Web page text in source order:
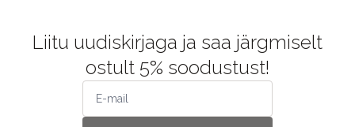
Liitu uudiskirjaga ja saa järgmiselt
ostult 5% soodustust!